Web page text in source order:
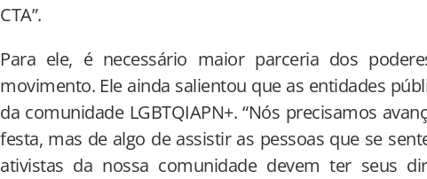
CTA”.
Para ele, é necessário maior parceria dos
movimento. Ele ainda salientou que as entidades
da comunidade LGBTQIAPN+. “Nós precisamos
festa, mas de algo de assistir as pessoas que se
ativistas da nossa comunidade devem ter seus